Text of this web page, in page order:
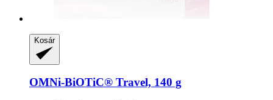
Kosár
OMNi-BiOTiC® Travel, 140 g